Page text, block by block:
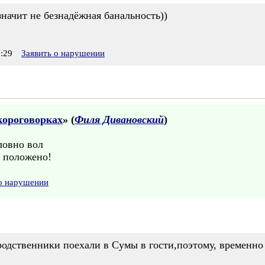
не безнадёжная банальность))
Заявить о нарушении
» (Филя Дивановский)
вол
положено!
нарушении
поехали в Сумы в гости,поэтому,